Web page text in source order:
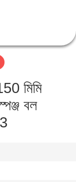
মিমি
বল